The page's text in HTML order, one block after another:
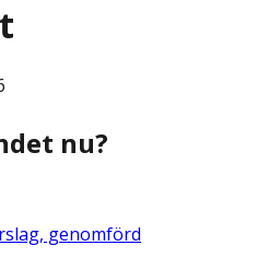
nu?
genomförd